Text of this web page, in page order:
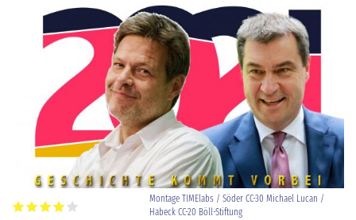
Montage TIMElabs / Söder CC-30 Michael Lucan /
Habeck CC-20 Böll-Stiftung